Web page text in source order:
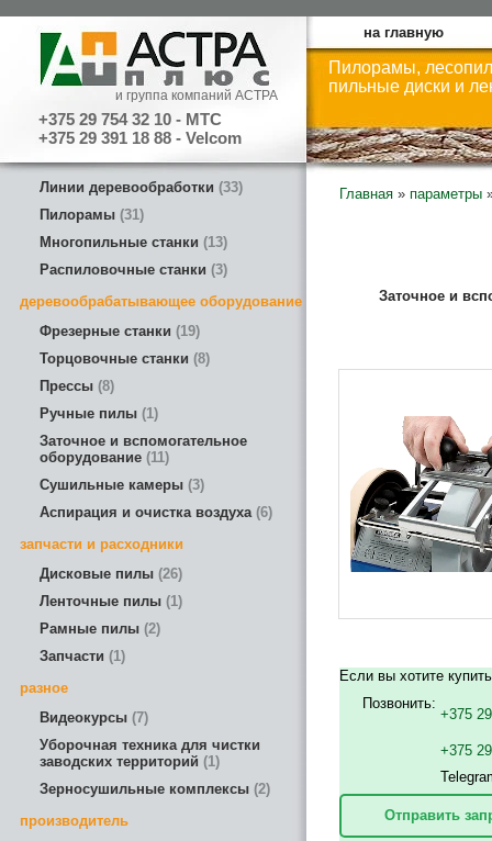
и группа компаний АСТРА
+375 29 754 32 10 - МТС
+375 29 391 18 88 - Velcom
на главную
Пилорамы,
пильные диски и
Линии деревообработки 33
Пилорамы 31
Многопильные станки
13
Распиловочные станки 3
деревообрабатывающее оборудование
Фрезерные станки
19
Торцовочные станки 8
Прессы 8
Ручные пилы 1
Заточное и вспомогательное
оборудование 11
Сушильные камеры 3
Аспирация и очистка воздуха 6
запчасти и расходники
Дисковые пилы 26
Ленточные пилы 1
Рамные пилы 2
Запчасти
1
разное
Видеокурсы 7
Уборочная техника для чистки
заводских территорий
1
Зерносушильные комплексы 2
производитель
Главная » параметры
Заточное и
Если вы хотите
Позвонить:
+375
+375
Отправить